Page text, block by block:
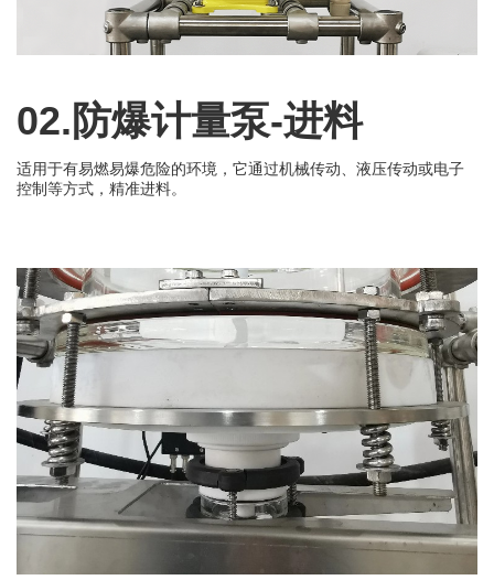
02.防爆计量泵-进料
适用于有易燃易爆危险的环境，它通过机械传动、液压传动或电子
控制等方式，精准进料。